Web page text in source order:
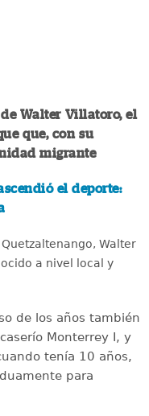
Walter Villatoro, el
que, con su
migrante
el deporte:
Walter
a nivel local y
de los años también
Monterrey I, y
tenía 10 años,
para